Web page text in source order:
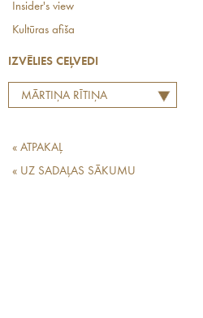
Insider's view
Kultūras afiša
IZVĒLIES CEĻVEDI
MĀRTIŅA RĪTIŅA
« ATPAKAĻ
« UZ SADAĻAS SĀKUMU